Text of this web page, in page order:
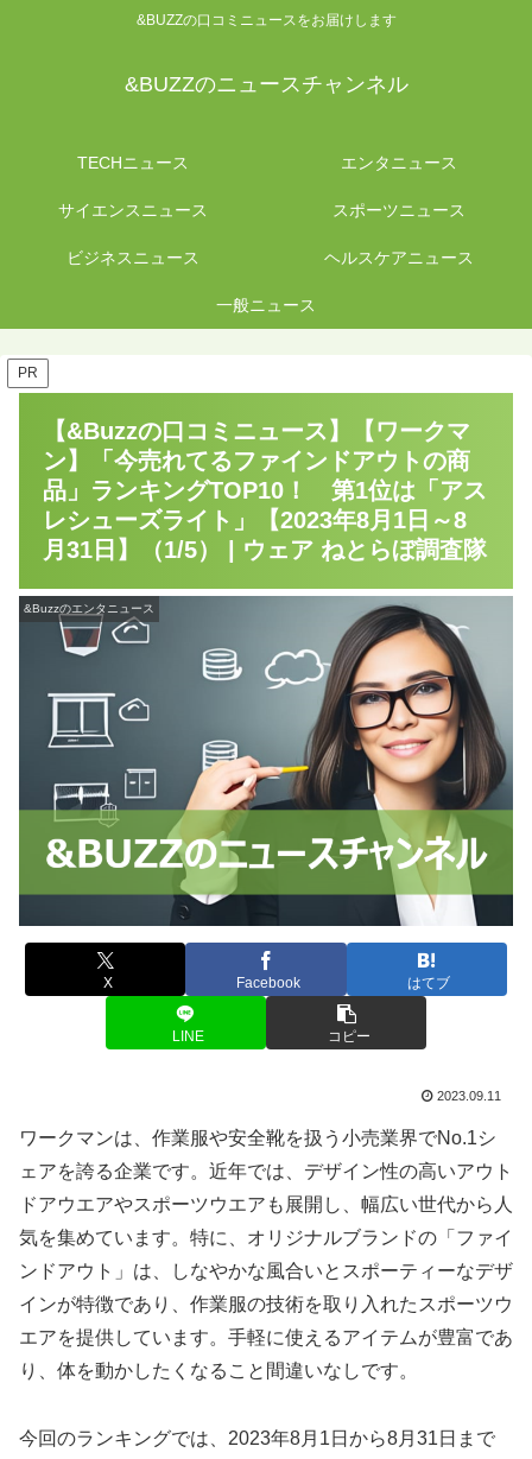
&BUZZの口コミニュースをお届けします
&BUZZのニュースチャンネル
TECHニュース エンタニュース
サイエンスニュース スポーツニュース
ビジネスニュース ヘルスケアニュース
一般ニュース
PR
【&Buzzの口コミニュース】【ワークマ
ン】「今売れてるファインドアウトの商
品」ランキングTOP10！ 第1位は「アス
レシューズライト」【2023年8月1日～8
月31日】（1/5） | ウェア ねとらぼ調査隊
&Buzzのエンタニュース
X Facebook はてブ
LINE コピー
2023.09.11
ワークマンは、作業服や安全靴を扱う小売業界でNo.1シ
ェアを誇る企業です。近年では、デザイン性の高いアウト
ドアウエアやスポーツウエアも展開し、幅広い世代から人
気を集めています。特に、オリジナルブランドの「ファイ
ンドアウト」は、しなやかな風合いとスポーティーなデザ
インが特徴であり、作業服の技術を取り入れたスポーツウ
エアを提供しています。手軽に使えるアイテムが豊富であ
り、体を動かしたくなること間違いなしです。
今回のランキングでは、2023年8月1日から8月31日まで